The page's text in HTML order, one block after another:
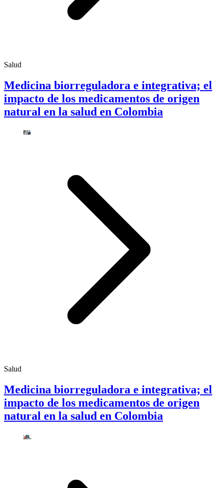
Salud
Medicina biorreguladora e integrativa; el
impacto de los medicamentos de origen
natural en la salud en Colombia
Salud
Medicina biorreguladora e integrativa; el
impacto de los medicamentos de origen
natural en la salud en Colombia